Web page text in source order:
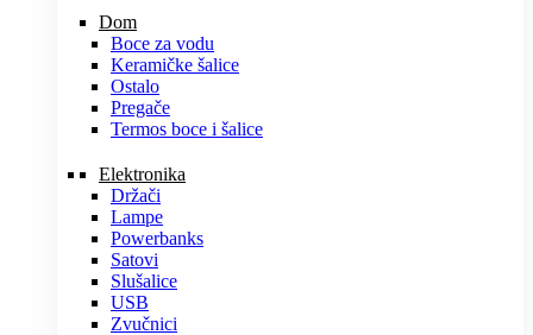
Dom
Boce za vodu
Keramičke šalice
Ostalo
Pregače
Termos boce i šalice
Elektronika
Držači
Lampe
Powerbanks
Satovi
Slušalice
USB
Zvučnici